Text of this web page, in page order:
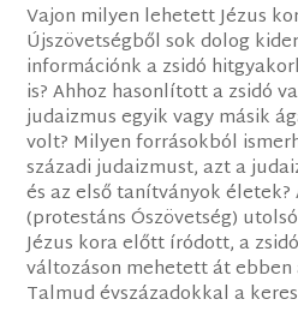
Vajon milyen lehetett Jézus
Újszövetségből sok dolog
információnk a zsidó
is? Ahhoz hasonlított a zsidó
judaizmus egyik vagy másik
volt? Milyen forrásokból
századi judaizmust, azt a
és az első tanítványok
(protestáns Ószövetség)
Jézus kora előtt íródott, a
változáson mehetett át ebben
Talmud évszázadokkal a